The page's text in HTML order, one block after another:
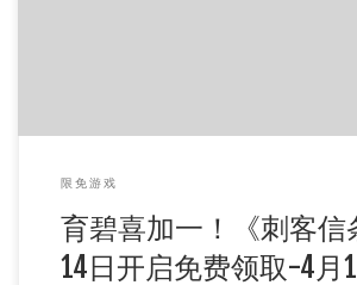
限免游戏
育碧喜加一！《刺客信
14日开启免费领取-4月